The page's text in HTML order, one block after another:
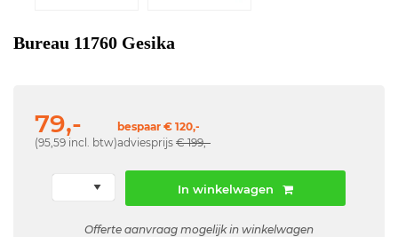
Bureau 11760 Gesika
79,-
(95,59 incl. btw)
bespaar € 120,-
adviesprijs € 199,-
In winkelwagen
Offerte aanvraag mogelijk in winkelwagen